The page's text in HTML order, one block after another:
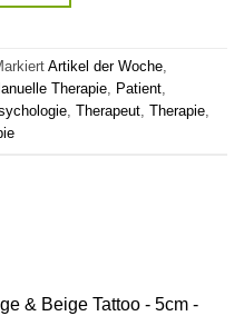
Artikel der Woche
Therapie Patient
Therapeut Therapie
& Beige Tattoo - 5cm -